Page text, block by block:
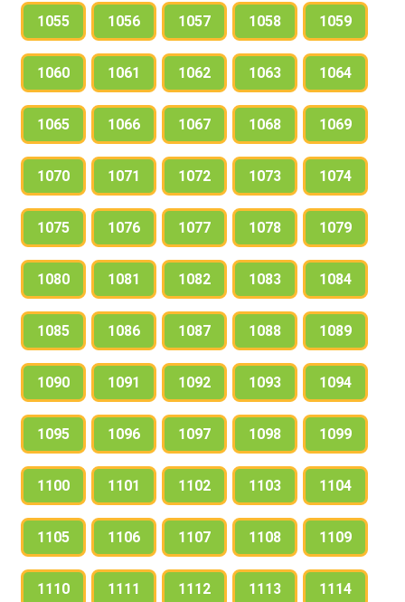
1055 1056 1057 1058 1059
1060 1061 1062 1063 1064
1065 1066 1067 1068 1069
1070 1071 1072 1073 1074
1075 1076 1077 1078 1079
1080 1081 1082 1083 1084
1085 1086 1087 1088 1089
1090 1091 1092 1093 1094
1095 1096 1097 1098 1099
1100 1101 1102 1103 1104
1105 1106 1107 1108 1109
1110 1111 1112 1113 1114